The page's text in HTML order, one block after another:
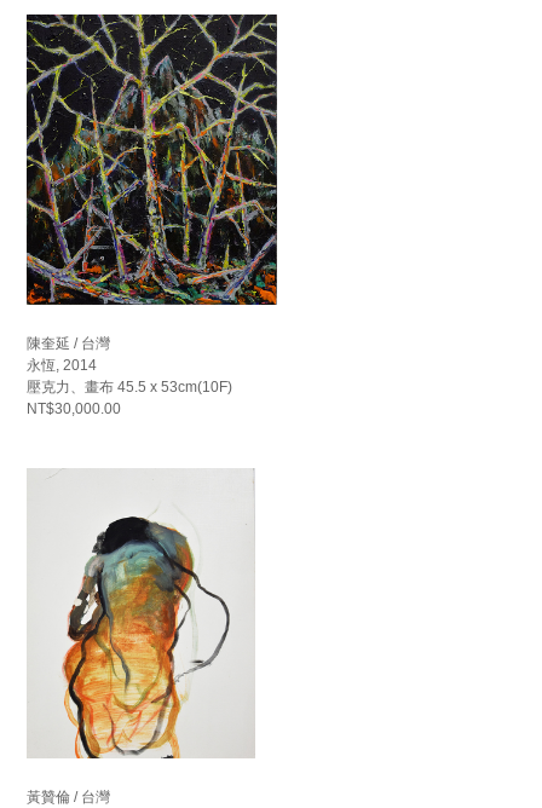
陳奎延 / 台灣
永恆, 2014
壓克力、畫布 45.5 x 53cm(10F)
NT$30,000.00
黃贊倫 / 台灣